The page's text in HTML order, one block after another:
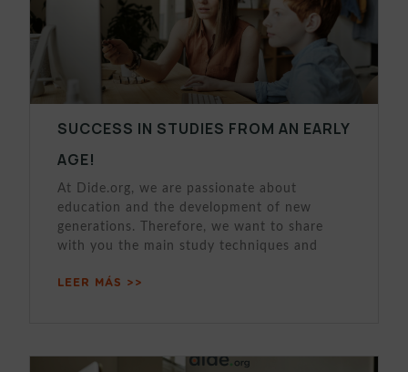
SUCCESS IN STUDIES FROM AN EARLY
AGE!
At Dide.org, we are passionate about
education and the development of new
generations. Therefore, we want to share
with you the main study techniques and
LEER MÁS >>